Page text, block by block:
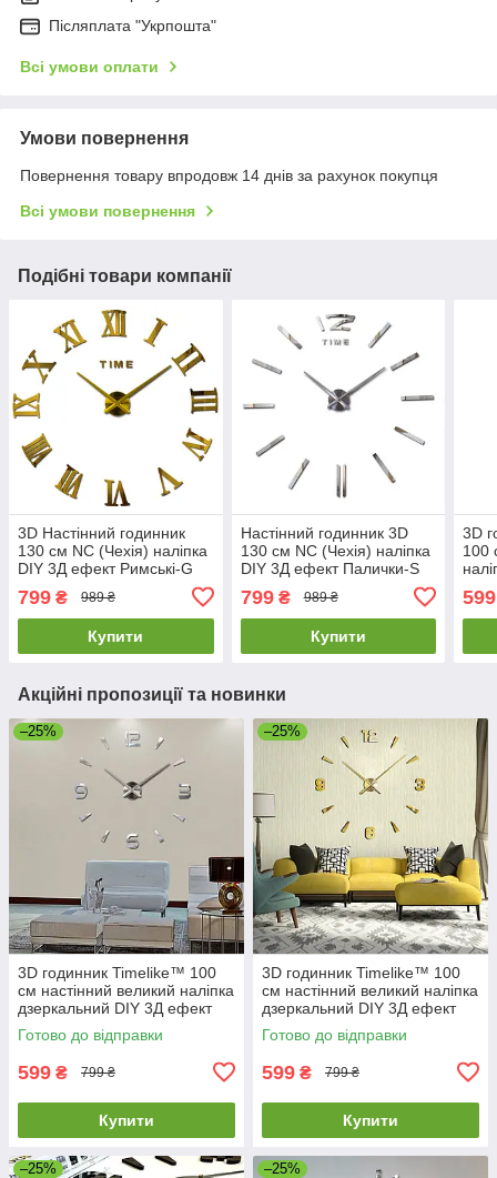
Післяплата "Укрпошта"
Всі умови оплати
Умови повернення
Повернення товару впродовж 14 днів за рахунок покупця
Всі умови повернення
Подібні товари компанії
3D Настінний годинник
130 см NC (Чехія) наліпка
DIY 3Д ефект Римські-G
799 ₴ 989 ₴
Купити
Настінний годинник 3D
130 см NC (Чехія) наліпка
DIY 3Д ефект Палички-S
сріблястий
799₴ 989 ₴
Купити
3D
100
599
Акційні пропозиції та новинки
–25%
3D годинник Timelike™ 100
см настінний великий наліпка
дзеркальний DIY 3Д ефект
Арабські2-S сріблястий
Готово до відправки
599 ₴ 799 ₴
Купити
–25%
3D годинник Timelike™ 100
см настінний великий наліпка
дзеркальний DIY 3Д ефект
Арабські2-G золотистий
Готово до відправки
599 ₴ 799 ₴
Купити
–25% –25%